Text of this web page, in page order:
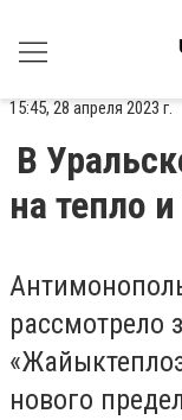
15:45, 28 апреля 2023 г.
В
на тепло
рассмотрело
нового